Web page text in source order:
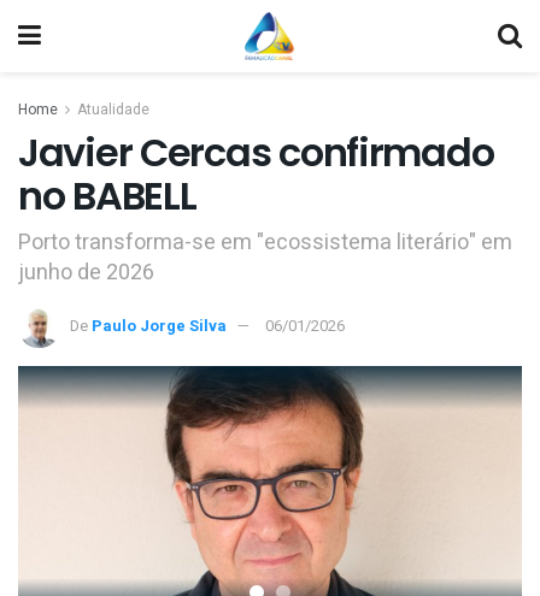
Home Atualidade
Javier Cercas confirmado
no BABELL
Porto transforma-se em "ecossistema literário" em
junho de 2026
De Paulo Jorge Silva 06/01/2026